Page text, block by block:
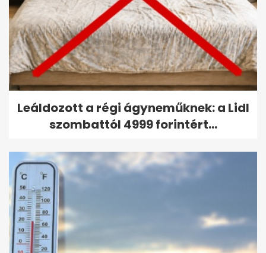
Leáldozott a régi ágyneműknek: a Lidl
szombattól 4999 forintért...